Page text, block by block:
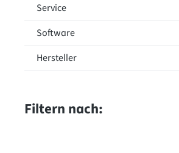
Service
Software
Hersteller
Filtern nach: